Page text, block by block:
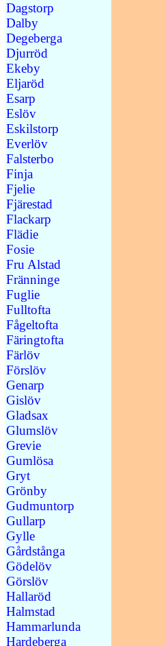
Dagstorp
Dalby
Degeberga
Djurröd
Ekeby
Eljaröd
Esarp
Eslöv
Eskilstorp
Everlöv
Falsterbo
Finja
Fjelie
Fjärestad
Flackarp
Flädie
Fosie
Fru Alstad
Fränninge
Fuglie
Fulltofta
Fågeltofta
Färingtofta
Färlöv
Förslöv
Genarp
Gislöv
Gladsax
Glumslöv
Grevie
Gumlösa
Gryt
Grönby
Gudmuntorp
Gullarp
Gylle
Gårdstånga
Gödelöv
Görslöv
Hallaröd
Halmstad
Hammarlunda
Hardeberga